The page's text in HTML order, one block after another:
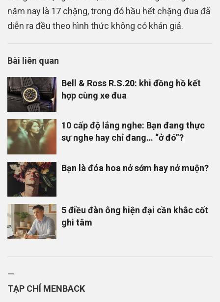
năm nay là 17 chặng, trong đó hầu hết chặng đua đã
diễn ra đều theo hình thức không có khán giả.
Bài liên quan
Bell & Ross R.S.20: khi đồng hồ kết
hợp cùng xe đua
10 cấp độ lắng nghe: Bạn đang thực
sự nghe hay chỉ đang… “ở đó”?
Bạn là đóa hoa nở sớm hay nở muộn?
5 điều đàn ông hiện đại cần khắc cốt
ghi tâm
—
TẠP CHÍ MENBACK